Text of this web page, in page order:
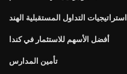
استراتيجيات التداول المستقبلية الهند
أفضل الأسهم للاستثمار في كندا
تأمين المدارس